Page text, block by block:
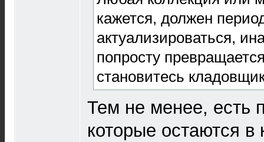
кажется, должен
актуализироваться,
попросту
становитесь
Тем не менее, есть
которые остаются